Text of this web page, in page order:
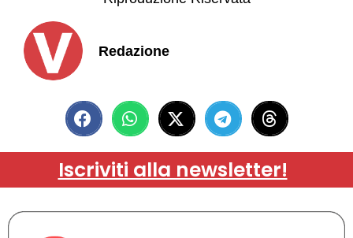
Redazione
Iscriviti alla newsletter!